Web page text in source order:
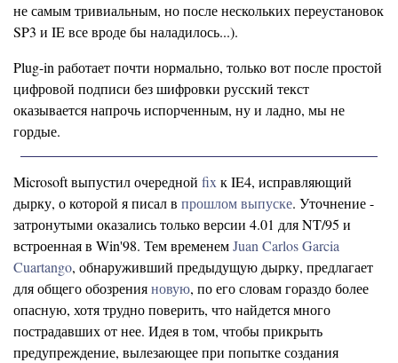
не самым тривиальным, но после нескольких переустановок
SP3 и IE все вроде бы наладилось...).
Plug-in работает почти нормально, только вот после простой
цифровой подписи без шифровки русский текст
оказывается напрочь испорченным, ну и ладно, мы не
гордые.
Microsoft выпустил очередной fixк IE4, исправляющий
дырку, о которой я писал в прошлом выпуске. Уточнение -
затронутыми оказались только версии 4.01 для NT/95 и
встроенная в Win'98. Тем временемJuan Carlos Garcia
Cuartango, обнаруживший предыдущую дырку, предлагает
для общего обозренияновую, по его словам гораздо более
опасную, хотя трудно поверить, что найдется много
пострадавших от нее. Идея в том, чтобы прикрыть
предупреждение, вылезающее при попытке создания